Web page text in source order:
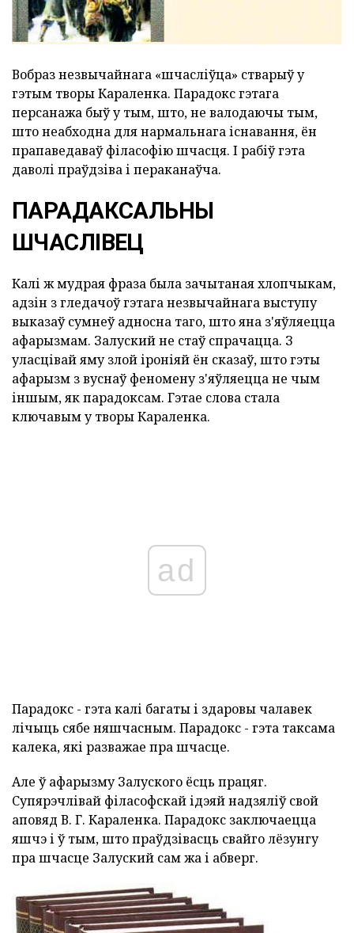
Вобраз незвычайнага «шчасліўца» стварыў у
гэтым творы Караленка. Парадокс гэтага
персанажа быў у тым, што, не валодаючы тым,
што неабходна для нармальнага існавання, ён
прапаведаваў філасофію шчасця. І рабіў гэта
даволі праўдзіва і пераканаўча.
ПАРАДАКСАЛЬНЫ
ШЧАСЛІВЕЦ
Калі ж мудрая фраза была зачытаная хлопчыкам,
адзін з гледачоў гэтага незвычайнага выступу
выказаў сумнеў адносна таго, што яна з'яўляецца
афарызмам. Залуский не стаў спрачацца. З
уласцівай яму злой іроніяй ён сказаў, што гэты
афарызм з вуснаў феномену з'яўляецца не чым
іншым, як парадоксам. Гэтае слова стала
ключавым у творы Караленка.
ad
Парадокс - гэта калі багаты і здаровы чалавек
лічыць сябе няшчасным. Парадокс - гэта таксама
калека, які разважае пра шчасце.
Але ў афарызму Залуского ёсць працяг.
Супярэчлівай філасофскай ідэяй надзяліў свой
аповяд В. Г. Караленка. Парадокс заключаецца
яшчэ і ў тым, што праўдзівасць свайго лёзунгу
пра шчасце Залуский сам жа і абверг.